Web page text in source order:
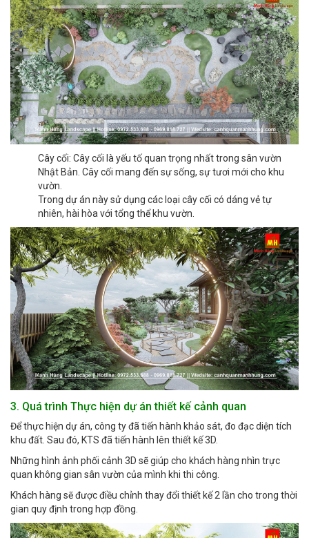
Cây cối: Cây cối là yếu tố quan trọng nhất trong sân vườn
Nhật Bản. Cây cối mang đến sự sống, sự tươi mới cho khu
vườn.
Trong dự án này sử dụng các loại cây cối có dáng vẻ tự
nhiên, hài hòa với tổng thể khu vườn.
3. Quá trình Thực hiện dự án thiết kế cảnh quan
Để thực hiện dự án, công ty đã tiến hành khảo sát, đo đạc diện tích
khu đất. Sau đó, KTS đã tiến hành lên thiết kế 3D.
Những hình ảnh phối cảnh 3D sẽ giúp cho khách hàng nhìn trực
quan không gian sân vườn của mình khi thi công.
Khách hàng sẽ được điều chỉnh thay đổi thiết kế 2 lần cho trong thời
gian quy định trong hợp đồng.